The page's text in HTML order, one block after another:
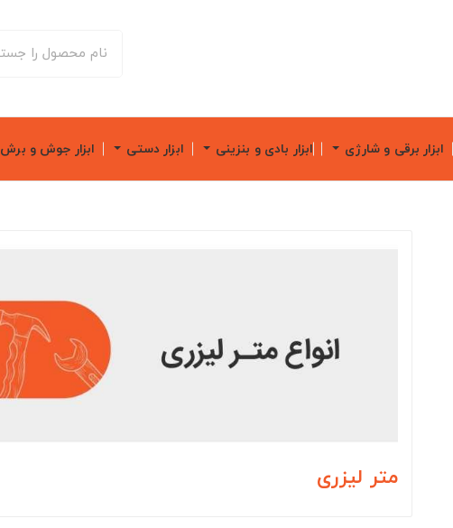
ابزار برقی و شارژی ابزار بادی و بنزینی ابزار دستی ابزار جوش و برش
متر لیزری